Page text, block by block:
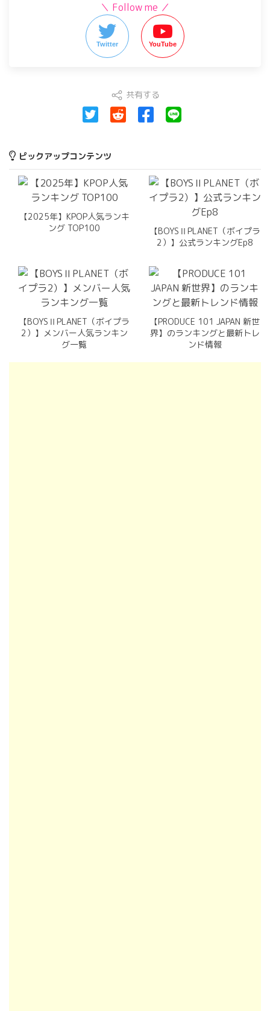
＼ Follow me ／
Twitter YouTube
共有する
ピックアップコンテンツ
【2025年】KPOP人気ランキ
ング TOP100
【BOYSⅡPLANET（ボイプラ
2）】公式ランキングEp8
【BOYSⅡPLANET（ボイプラ
2）】メンバー人気ランキン
グ一覧
【PRODUCE 101 JAPAN 新世
界】のランキングと最新トレ
ンド情報